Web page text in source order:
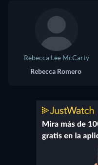
Rebecca Lee McCarty
Rebecca Romero